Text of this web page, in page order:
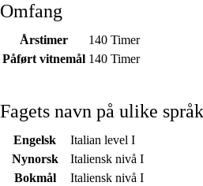
Omfang
Årstimer
140 Timer
Påført vitnemål 140 Timer
Fagets navn på ulike språk
Engelsk
Italian level I
Nynorsk
Italiensk nivå I
Bokmål
Italiensk nivå I